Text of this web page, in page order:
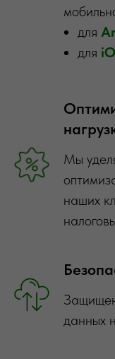
для
для
Мы
наших
данных